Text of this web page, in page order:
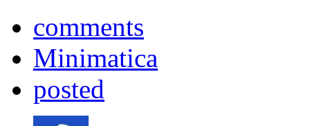
comments
Minimatica
posted